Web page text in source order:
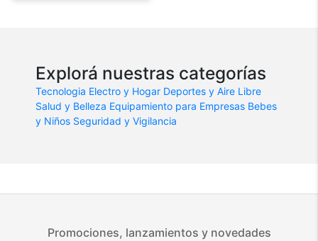
Explorá nuestras categorías
Tecnologia Electro y Hogar Deportes y Aire Libre
Salud y Belleza Equipamiento para Empresas Bebes
y Niños Seguridad y Vigilancia
Promociones, lanzamientos y novedades